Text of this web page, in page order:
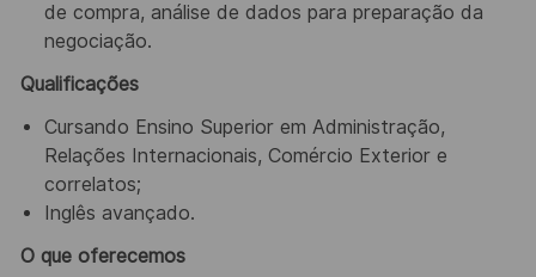
de compra, análise de dados para preparação da
negociação.
Qualificações
Cursando Ensino Superior em Administração,
Relações Internacionais, Comércio Exterior e
correlatos;
Inglês avançado.
O que oferecemos